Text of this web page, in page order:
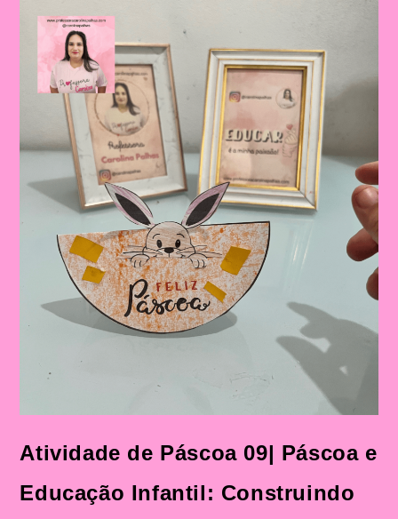
Atividade de Páscoa 09| Páscoa e
Educação Infantil: Construindo